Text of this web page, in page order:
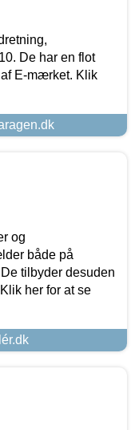
De har en flot
E-mærket. Klik
og
både på
tilbyder desuden
her for at se